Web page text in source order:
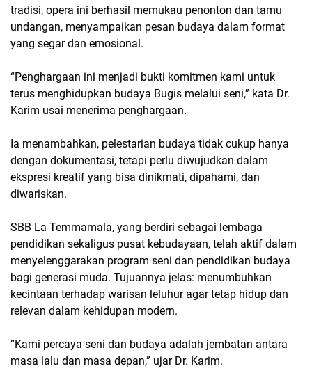
tradisi, opera ini berhasil memukau penonton dan tamu
undangan, menyampaikan pesan budaya dalam format
yang segar dan emosional.
“Penghargaan ini menjadi bukti komitmen kami untuk
terus menghidupkan budaya Bugis melalui seni,” kata Dr.
Karim usai menerima penghargaan.
Ia menambahkan, pelestarian budaya tidak cukup hanya
dengan dokumentasi, tetapi perlu diwujudkan dalam
ekspresi kreatif yang bisa dinikmati, dipahami, dan
diwariskan.
SBB La Temmamala, yang berdiri sebagai lembaga
pendidikan sekaligus pusat kebudayaan, telah aktif dalam
menyelenggarakan program seni dan pendidikan budaya
bagi generasi muda. Tujuannya jelas: menumbuhkan
kecintaan terhadap warisan leluhur agar tetap hidup dan
relevan dalam kehidupan modern.
“Kami percaya seni dan budaya adalah jembatan antara
masa lalu dan masa depan,” ujar Dr. Karim.